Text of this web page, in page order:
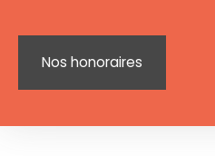
Nos honoraires